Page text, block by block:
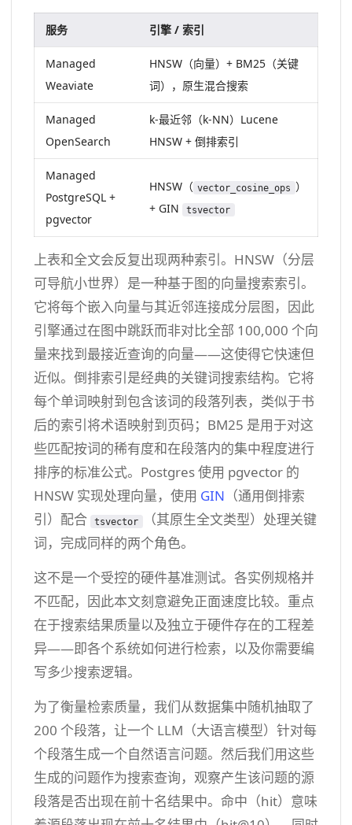
服务 引擎 / 索引
Managed
Weaviate
HNSW（向量）+ BM25（关键
词），原生混合搜索
Managed
OpenSearch
k-最近邻（k-NN）Lucene
HNSW + 倒排索引
Managed
PostgreSQL +
pgvector
HNSW（ vector_cosine_ops ）
+ GIN
tsvector
上表和全文会反复出现两种索引。HNSW（分层
可导航小世界）是一种基于图的向量搜索索引。
它将每个嵌入向量与其近邻连接成分层图，因此
引擎通过在图中跳跃而非对比全部 100,000 个向
量来找到最接近查询的向量——这使得它快速但
近似。倒排索引是经典的关键词搜索结构。它将
每个单词映射到包含该词的段落列表，类似于书
后的索引将术语映射到页码；BM25 是用于对这
些匹配按词的稀有度和在段落内的集中程度进行
排序的标准公式。Postgres 使用 pgvector 的
HNSW 实现处理向量，使用 GIN （通用倒排索
引）配合
tsvector
（其原生全文类型）处理关键
词，完成同样的两个角色。
这不是一个受控的硬件基准测试。各实例规格并
不匹配，因此本文刻意避免正面速度比较。重点
在于搜索结果质量以及独立于硬件存在的工程差
异——即各个系统如何进行检索，以及你需要编
写多少搜索逻辑。
为了衡量检索质量，我们从数据集中随机抽取了
200 个段落，让一个 LLM（大语言模型）针对每
个段落生成一个自然语言问题。然后我们用这些
生成的问题作为搜索查询，观察产生该问题的源
段落是否出现在前十名结果中。命中（hit）意味